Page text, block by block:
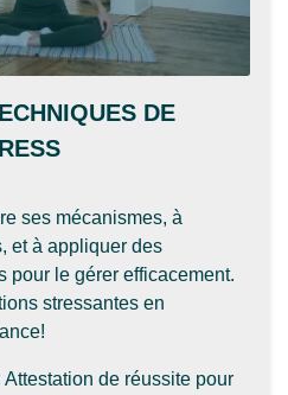
DE
ses mécanismes, à
et à appliquer des
pour le gérer efficacement.
stressantes en
Attestation de réussite pour